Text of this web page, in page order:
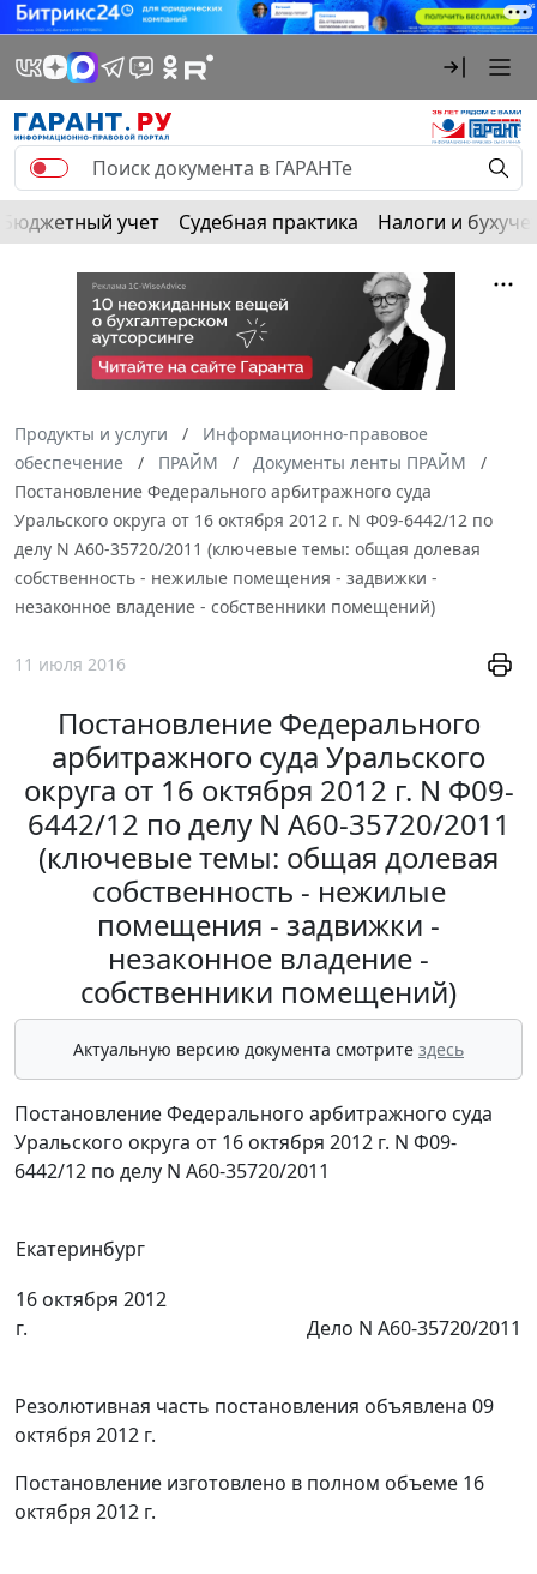
Бюджетный учет Судебная практика Налоги и
Продукты и услуги
Информационно-правовое
обеспечение
ПРАЙМ
Документы ленты ПРАЙМ
Постановление Федерального арбитражного суда
Уральского округа от 16 октября 2012 г. N Ф09-6442/12 по
делу N А60-35720/2011 (ключевые темы: общая долевая
собственность - нежилые помещения - задвижки -
незаконное владение - собственники помещений)
11 июля 2016
Постановление Федерального
арбитражного суда Уральского
округа от 16 октября 2012 г. N Ф09-
6442/12 по делу N А60-35720/2011
(ключевые темы: общая долевая
собственность - нежилые
помещения - задвижки -
незаконное владение -
собственники помещений)
Актуальную версию документа смотрите здесь
Постановление Федерального арбитражного суда
Уральского округа от 16 октября 2012 г. N Ф09-
6442/12 по делу N А60-35720/2011
Екатеринбург
16 октября 2012
г.
Дело N А60-35720/2011
Резолютивная часть постановления объявлена 09
октября 2012 г.
Постановление изготовлено в полном объеме 16
октября 2012 г.